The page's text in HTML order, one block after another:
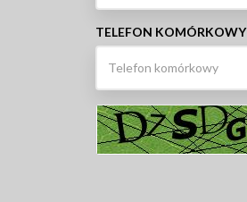
TELEFON KOMÓRKOWY